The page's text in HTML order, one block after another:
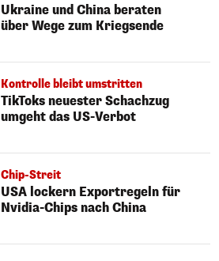
Ukraine und China beraten
über Wege zum Kriegsende
Kontrolle bleibt umstritten
TikToks neuester Schachzug
umgeht das US-Verbot
Chip-Streit
USA lockern Exportregeln für
Nvidia-Chips nach China